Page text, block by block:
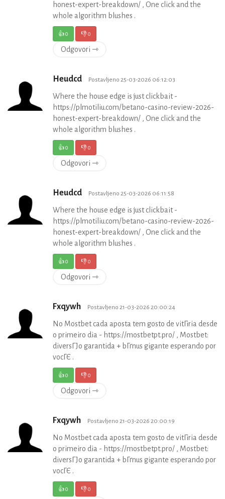
honest-expert-breakdown/ , One click and the
whole algorithm blushes .
👍0 👎0
Odgovori ⇾
Heudcd Postavljeno 25-03-2026 06:12:03
Where the house edge is just clickbait -
https://plmotiliu.com/betano-casino-review-2026-
honest-expert-breakdown/ , One click and the
whole algorithm blushes .
👍0 👎0
Odgovori ⇾
Heudcd Postavljeno 25-03-2026 06:11:58
Where the house edge is just clickbait -
https://plmotiliu.com/betano-casino-review-2026-
honest-expert-breakdown/ , One click and the
whole algorithm blushes .
👍0 👎0
Odgovori ⇾
Fxqywh Postavljeno 21-03-2026 20:00:24
No Mostbet cada aposta tem gosto de vitГіria desde
o primeiro dia - https://mostbetpt.pro/ , Mostbet:
diversГЈo garantida + bГґnus gigante esperando por
vocГЄ .
👍0 👎0
Odgovori ⇾
Fxqywh Postavljeno 21-03-2026 20:00:19
No Mostbet cada aposta tem gosto de vitГіria desde
o primeiro dia - https://mostbetpt.pro/ , Mostbet:
diversГЈo garantida + bГґnus gigante esperando por
vocГЄ .
👍0 👎0